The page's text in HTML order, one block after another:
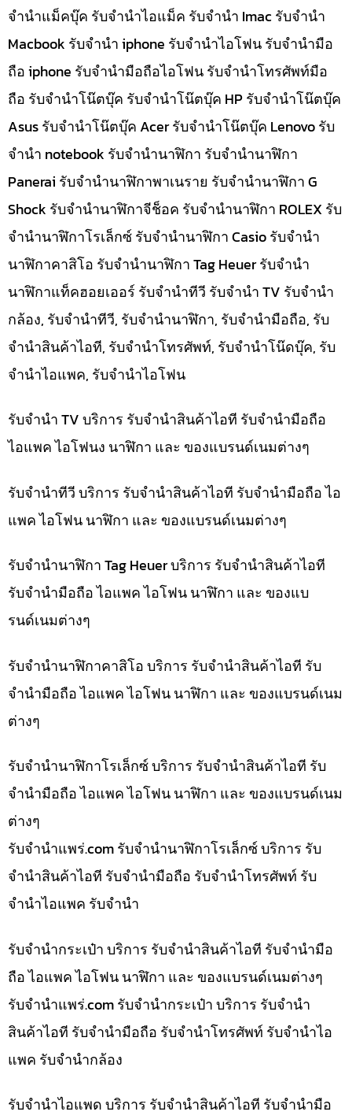
จำนำแม็คบุ๊ค รับจำนำไอแม็ค รับจำนำ Imac รับจำนำ
Macbook รับจำนำ iphone รับจำนำไอโฟน รับจำนำมือ
ถือ iphone รับจำนำมือถือไอโฟน รับจำนำโทรศัพท์มือ
ถือ รับจำนำโน๊ตบุ๊ค รับจำนำโน๊ตบุ๊ค HP รับจำนำโน๊ตบุ๊ค
Asus รับจำนำโน๊ตบุ๊ค Acer รับจำนำโน๊ตบุ๊ค Lenovo รับ
จำนำ notebook รับจำนำนาฬิกา รับจำนำนาฬิกา
Panerai รับจำนำนาฬิกาพาเนราย รับจำนำนาฬิกา G
Shock รับจำนำนาฬิกาจีช็อค รับจำนำนาฬิกา ROLEX รับ
จำนำนาฬิกาโรเล็กซ์ รับจำนำนาฬิกา Casio รับจำนำ
นาฬิกาคาสิโอ รับจำนำนาฬิกา Tag Heuer รับจำนำ
นาฬิกาแท็คฮอยเออร์ รับจำนำทีวี รับจำนำ TV รับจำนำ
กล้อง, รับจำนำทีวี, รับจำนำนาฬิกา, รับจำนำมือถือ, รับ
จำนำสินค้าไอที, รับจำนำโทรศัพท์, รับจำนำโน๊ดบุ๊ค, รับ
จำนำไอแพค, รับจำนำไอโฟน
รับจำนำ TV บริการ รับจำนำสินค้าไอที รับจำนำมือถือ
ไอแพค ไอโฟนง นาฬิกา และ ของแบรนด์เนมต่างๆ
รับจำนำทีวี บริการ รับจำนำสินค้าไอที รับจำนำมือถือ ไอ
แพค ไอโฟน นาฬิกา และ ของแบรนด์เนมต่างๆ
รับจำนำนาฬิกา Tag Heuer บริการ รับจำนำสินค้าไอที
รับจำนำมือถือ ไอแพค ไอโฟน นาฬิกา และ ของแบ
รนด์เนมต่างๆ
รับจำนำนาฬิกาคาสิโอ บริการ รับจำนำสินค้าไอที รับ
จำนำมือถือ ไอแพค ไอโฟน นาฬิกา และ ของแบรนด์เนม
ต่างๆ
รับจำนำนาฬิกาโรเล็กซ์ บริการ รับจำนำสินค้าไอที รับ
จำนำมือถือ ไอแพค ไอโฟน นาฬิกา และ ของแบรนด์เนม
ต่างๆ
รับจํานําแพร่.com รับจำนำนาฬิกาโรเล็กซ์ บริการ รับ
จำนำสินค้าไอที รับจำนำมือถือ รับจำนำโทรศัพท์ รับ
จำนำไอแพค รับจำนำ
รับจำนำกระเป๋า บริการ รับจำนำสินค้าไอที รับจำนำมือ
ถือ ไอแพค ไอโฟน นาฬิกา และ ของแบรนด์เนมต่างๆ
รับจํานําแพร่.com รับจำนำกระเป๋า บริการ รับจำนำ
สินค้าไอที รับจำนำมือถือ รับจำนำโทรศัพท์ รับจำนำไอ
แพค รับจำนำกล้อง
รับจำนำไอแพด บริการ รับจำนำสินค้าไอที รับจำนำมือ